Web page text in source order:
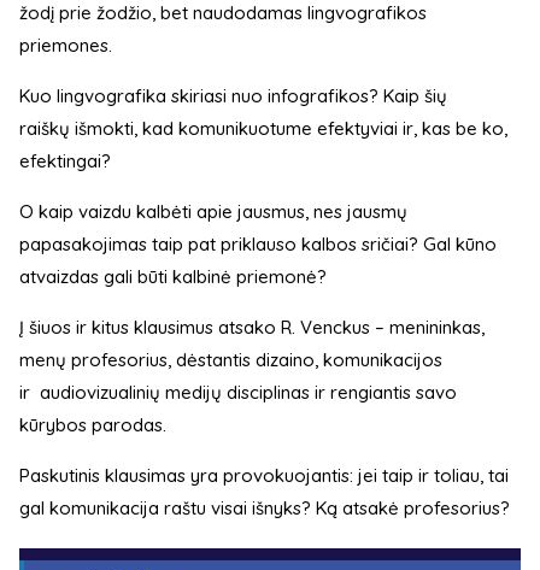
žodį prie žodžio, bet naudodamas lingvografikos
priemones.
Kuo lingvografika skiriasi nuo infografikos? Kaip šių
raiškų išmokti, kad komunikuotume efektyviai ir, kas be ko,
efektingai?
O kaip vaizdu kalbėti apie jausmus, nes jausmų
papasakojimas taip pat priklauso kalbos sričiai? Gal kūno
atvaizdas gali būti kalbinė priemonė?
Į šiuos ir kitus klausimus atsako R. Venckus – menininkas,
menų profesorius, dėstantis dizaino, komunikacijos
ir audiovizualinių medijų disciplinas ir rengiantis savo
kūrybos parodas.
Paskutinis klausimas yra provokuojantis: jei taip ir toliau, tai
gal komunikacija raštu visai išnyks? Ką atsakė profesorius?